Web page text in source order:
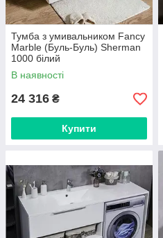
Тумба з умивальником Fancy
Marble (Буль-Буль) Sherman
1000 білий
В наявності
24 316 ₴
Купити